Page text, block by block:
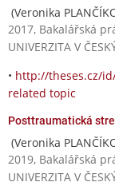
(Veronika
2017, Bakalářská
UNIVERZITA V
• http://theses.cz/
related topic
Posttraumatická
(Veronika
2019, Bakalářská
UNIVERZITA V